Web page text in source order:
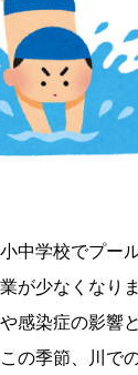
中学校でプー
が少なくなり
感染症の影響
の季節、川で